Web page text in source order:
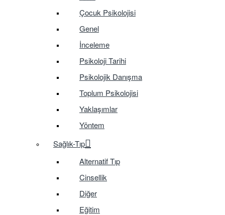
Çocuk Psikolojisi
Genel
İnceleme
Psikoloji Tarihi
Psikolojik Danışma
Toplum Psikolojisi
Yaklaşımlar
Yöntem
Sağlık-Tıp
Alternatif Tıp
Cinsellik
Diğer
Eğitim